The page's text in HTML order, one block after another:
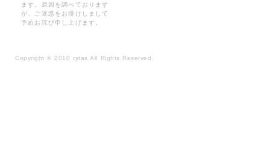
ます。原因を調べております
が、ご迷惑をお掛けしまして
予めお詫び申し上げます。
Copyright© 2010 rytas All Rights Reserved.